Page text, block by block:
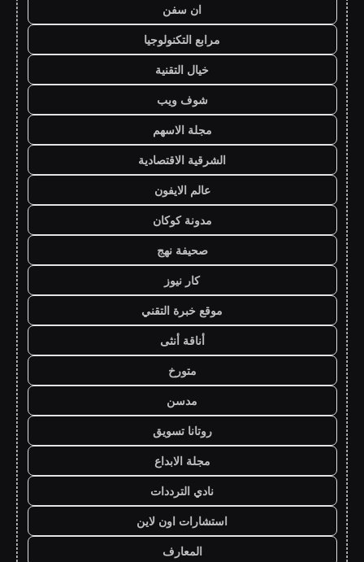
ان سفن
مرابع التكنولوجيا
خيال التقنية
شوف ويب
مجلة الاسهم
الشرقية الاقتصادية
عالم الايفون
مدونة كوكان
صحيفة نهج
كار نيوز
موقع خبرة التقني
أناقة أنثى
متورخ
مدسن
روتانا تسويق
مجلة الابداع
نادي الترددات
استشارات اون لاين
المعارف